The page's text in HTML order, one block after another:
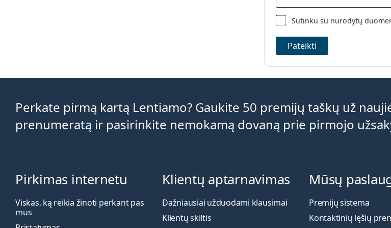
Sutinku su nurodytų
Pateikti
Perkate pirmą kartą Lentiamo? Gaukite 50 premijų taškų už
prenumeratą ir pasirinkite nemokamą dovaną prie pirmojo
Pirkimas internetu
Viskas, ką reikia žinoti perkant pas
mus
Klientų aptarnavimas
Dažniausiai užduodami klausimai
Klientų skiltis
Mūsų
Premijų sistema
Kontaktinių lęšių